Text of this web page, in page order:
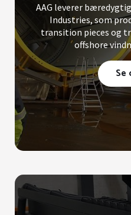
AAG leverer
Industries, som
transition pieces og
offshore
Se